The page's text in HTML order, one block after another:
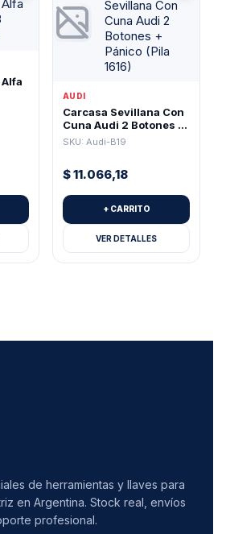
AUDI
Carcasa Sevillana Con
Cuna Audi 2 Botones +
Pánico (Pila 1616)
SKU: Audi-B19
$11.066,18
+ CARRITO
VER DETALLES
de herramientas y llaves para
en Argentina. Stock real, envíos
profesional.